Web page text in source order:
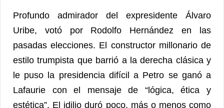
Profundo admirador del expresidente Álvaro
Uribe, votó por Rodolfo Hernández en las
pasadas elecciones. El constructor millonario de
estilo trumpista que barrió a la derecha clásica y
le puso la presidencia difícil a Petro se ganó a
Lafaurie con el mensaje de “lógica, ética y
estética”. El idilio duró poco, más o menos como